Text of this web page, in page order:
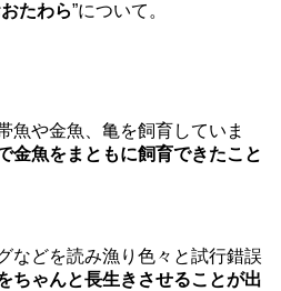
たわら”について。
魚や金魚、亀を飼育していま
金魚をまともに飼育できたこと
などを読み漁り色々と試行錯誤
ちゃんと長生きさせることが出